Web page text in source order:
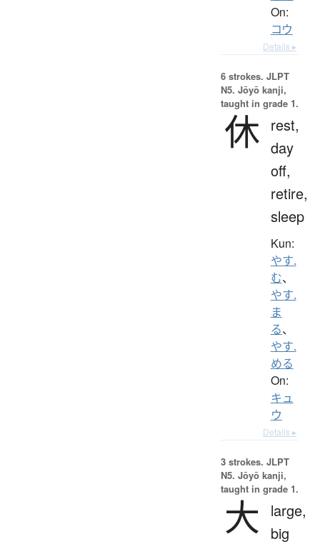
On:
コウ
Details ▸
6 strokes. JLPT
N5. Jōyō kanji,
taught in grade 1.
休 rest,
day
off,
retire,
sleep
Kun:
やす.
む、
やす.
ま
る、
やす.
める
On:
キュ
ウ
Details ▸
3 strokes. JLPT
N5. Jōyō kanji,
taught in grade 1.
大
large,
big